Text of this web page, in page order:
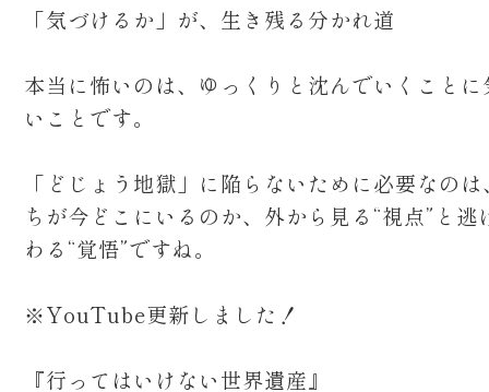
「気づけるか」が、生き残る分かれ道
本当に怖いのは、ゆっくりと沈んでいくこと
いことです。
「どじょう地獄」に陥らないために必要なの
ちが今どこにいるのか、外から見る“視点”と逃
わる“覚悟”ですね。
※YouTube更新しました！
『行ってはいけない世界遺産』